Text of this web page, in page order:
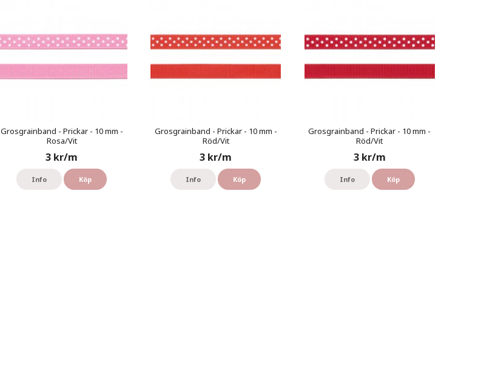
Grosgrainband - Prickar - 10 mm -
Rosa/Vit
3 kr/m
Info Köp
Grosgrainband - Prickar - 10 mm -
Röd/Vit
3 kr/m
Info Köp
Grosgrainband - Prickar - 10 mm -
Röd/Vit
3 kr/m
Info Köp